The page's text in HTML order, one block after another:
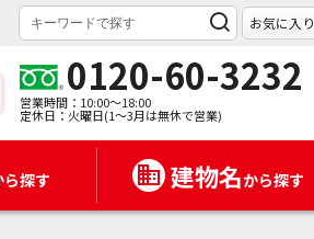
お気に入り
0120-60-3232
営業時間：10:00～18:00
定休日：火曜日(1～3月は無休で営業)
ら探す 建物名から探す